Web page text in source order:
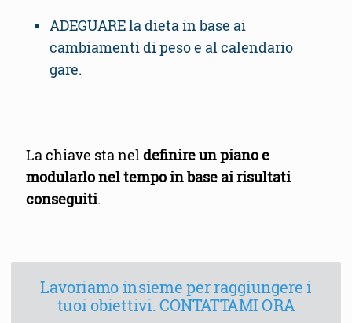
ADEGUARE la dieta in base ai
cambiamenti di peso e al calendario
gare.
La chiave sta neldefinire un piano e
modularlo nel tempo in base ai risultati
conseguiti.
Lavoriamo insieme per raggiungere i
tuoi obiettivi. CONTATTAMI ORA